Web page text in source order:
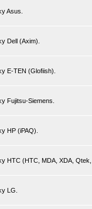
Asus.
Dell (Axim).
E-TEN (Glofiish).
Fujitsu-Siemens.
HP (iPAQ).
HTC (HTC, MDA, XDA,
LG.